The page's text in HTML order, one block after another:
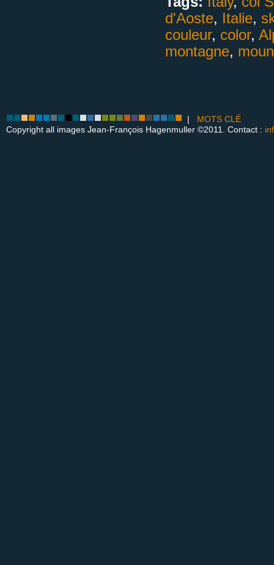
d'Aoste, Italie,
couleur, color,
montagne,
| MOTS CLÉ
Copyright all images Jean-François Hagenmuller ©2011. Contact :